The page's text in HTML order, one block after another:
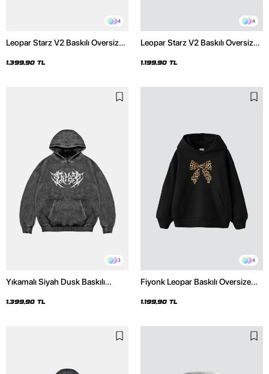
4
Leopar Starz V2 Baskılı Oversize
Hoodie
1.399,90 TL
4
Leopar Starz V2 Baskılı Oversize
1.199,90 TL
3
Yıkamalı Siyah Dusk Baskılı
1.399,90 TL
4
Fiyonk Leopar Baskılı Oversize
1.199,90 TL